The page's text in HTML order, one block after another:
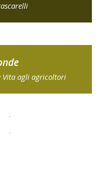
Vita agli agricoltori